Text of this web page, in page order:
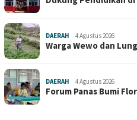
DAERAH 4 Agustus 2026
Warga Wewo dan
DAERAH 4 Agustus 2026
Forum Panas Bumi